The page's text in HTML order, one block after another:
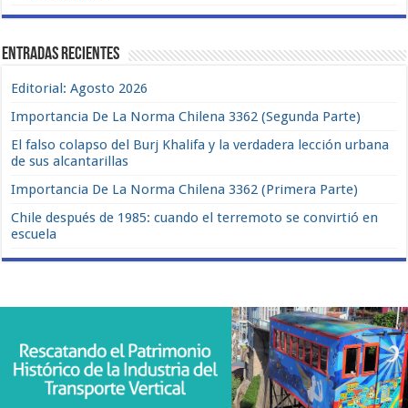
Entradas recientes
Editorial: Agosto 2026
Importancia De La Norma Chilena 3362 (Segunda Parte)
El falso colapso del Burj Khalifa y la verdadera lección urbana
de sus alcantarillas
Importancia De La Norma Chilena 3362 (Primera Parte)
Chile después de 1985: cuando el terremoto se convirtió en
escuela